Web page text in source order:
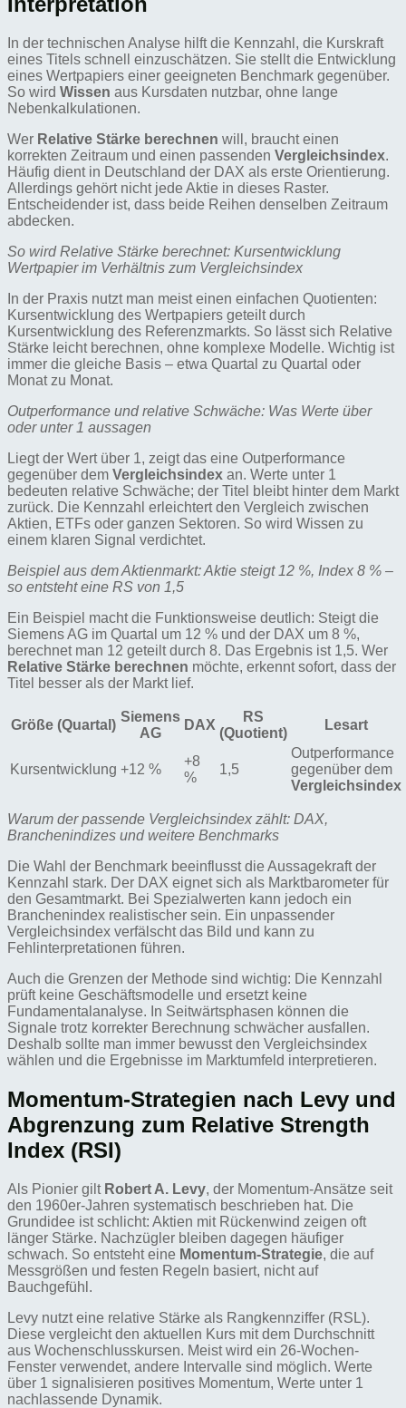
In der technischen Analyse hilft die Kennzahl, die Kurskraft
eines Titels schnell einzuschätzen. Sie stellt die Entwicklung
eines Wertpapiers einer geeigneten Benchmark gegenüber.
So wird Wissen aus Kursdaten nutzbar, ohne lange
Nebenkalkulationen.
Wer Relative Stärke berechnen will, braucht einen
korrekten Zeitraum und einen passenden Vergleichsindex.
Häufig dient in Deutschland der DAX als erste Orientierung.
Allerdings gehört nicht jede Aktie in dieses Raster.
Entscheidender ist, dass beide Reihen denselben Zeitraum
abdecken.
So wird Relative Stärke berechnet: Kursentwicklung
Wertpapier im Verhältnis zum Vergleichsindex
In der Praxis nutzt man meist einen einfachen Quotienten:
Kursentwicklung des Wertpapiers geteilt durch
Kursentwicklung des Referenzmarkts. So lässt sich Relative
Stärke leicht berechnen, ohne komplexe Modelle. Wichtig ist
immer die gleiche Basis – etwa Quartal zu Quartal oder
Monat zu Monat.
Outperformance und relative Schwäche: Was Werte über
oder unter 1 aussagen
Liegt der Wert über 1, zeigt das eine Outperformance
gegenüber dem Vergleichsindex an. Werte unter 1
bedeuten relative Schwäche; der Titel bleibt hinter dem Markt
zurück. Die Kennzahl erleichtert den Vergleich zwischen
Aktien, ETFs oder ganzen Sektoren. So wird Wissen zu
einem klaren Signal verdichtet.
Beispiel aus dem Aktienmarkt: Aktie steigt 12 %, Index 8 % –
so entsteht eine RS von 1,5
Ein Beispiel macht die Funktionsweise deutlich: Steigt die
Siemens AG im Quartal um 12 % und der DAX um 8 %,
berechnet man 12 geteilt durch 8. Das Ergebnis ist 1,5. Wer
Relative Stärke berechnen möchte, erkennt sofort, dass der
Titel besser als der Markt lief.
Größe (Quartal)
Siemens
AG
DAX
RS
(Quotient)
Lesart
Kursentwicklung +12 %
+8
%
1,5
Outperformance
gegenüber dem
Vergleichsindex
Warum der passende Vergleichsindex zählt: DAX,
Branchenindizes und weitere Benchmarks
Die Wahl der Benchmark beeinflusst die Aussagekraft der
Kennzahl stark. Der DAX eignet sich als Marktbarometer für
den Gesamtmarkt. Bei Spezialwerten kann jedoch ein
Branchenindex realistischer sein. Ein unpassender
Vergleichsindex verfälscht das Bild und kann zu
Fehlinterpretationen führen.
Auch die Grenzen der Methode sind wichtig: Die Kennzahl
prüft keine Geschäftsmodelle und ersetzt keine
Fundamentalanalyse. In Seitwärtsphasen können die
Signale trotz korrekter Berechnung schwächer ausfallen.
Deshalb sollte man immer bewusst den Vergleichsindex
wählen und die Ergebnisse im Marktumfeld interpretieren.
Momentum-Strategien nach Levy und
Abgrenzung zum Relative Strength
Index (RSI)
Als Pionier gilt Robert A. Levy, der Momentum-Ansätze seit
den 1960er-Jahren systematisch beschrieben hat. Die
Grundidee ist schlicht: Aktien mit Rückenwind zeigen oft
länger Stärke. Nachzügler bleiben dagegen häufiger
schwach. So entsteht eine Momentum-Strategie, die auf
Messgrößen und festen Regeln basiert, nicht auf
Bauchgefühl.
Levy nutzt eine relative Stärke als Rangkennziffer (RSL).
Diese vergleicht den aktuellen Kurs mit dem Durchschnitt
aus Wochenschlusskursen. Meist wird ein 26‑Wochen-
Fenster verwendet, andere Intervalle sind möglich. Werte
über 1 signalisieren positives Momentum, Werte unter 1
nachlassende Dynamik.